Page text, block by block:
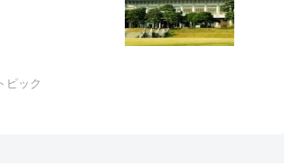
トピック